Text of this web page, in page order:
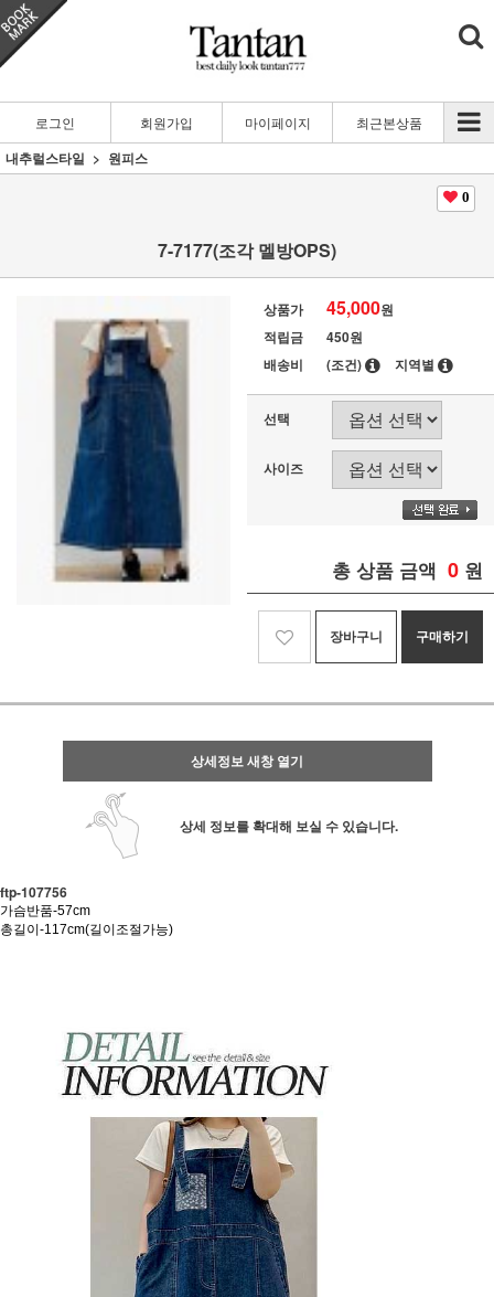
로그인 회원가입 마이페이지 최근본상품
내추럴스타일 원피스
0
7-7177(조각 멜방OPS)
상품가 45,000원
적립금
450원
배송비
(조건) 지역별
선택
사이즈
총 상품 금액 0 원
장바구니 구매하기
상세정보 새창 열기
상세 정보를 확대해 보실 수 있습니다.
ftp- 107756
가슴반품-57cm
총길이-117cm(길이조절가능)